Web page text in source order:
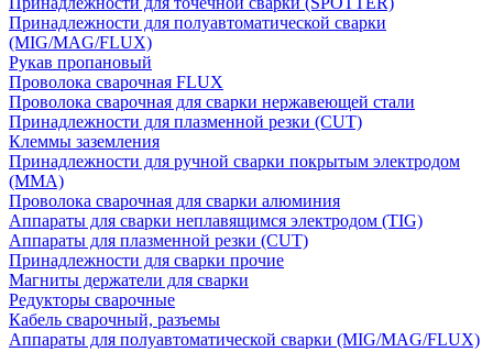
Принадлежности для полуавтоматической сварки
(MIG/MAG/FLUX)
Рукав пропановый
Проволока сварочная FLUX
Проволока сварочная для сварки нержавеющей стали
Принадлежности для плазменной резки (CUT)
Клеммы заземления
Принадлежности для ручной сварки покрытым электродом
(MMA)
Проволока сварочная для сварки алюминия
Аппараты для сварки неплавящимся электродом (TIG)
Аппараты для плазменной резки (CUT)
Принадлежности для сварки прочие
Магниты держатели для сварки
Редукторы сварочные
Кабель сварочный, разъемы
Аппараты для полуавтоматической сварки (MIG/MAG/FLUX)